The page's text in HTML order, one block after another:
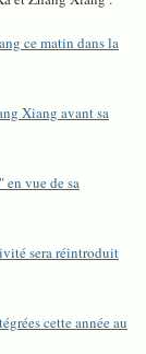
ce matin dans la
Xiang avant sa
vue de sa
sera réintroduit
cette année au